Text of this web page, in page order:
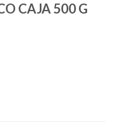
CAJA 500 G